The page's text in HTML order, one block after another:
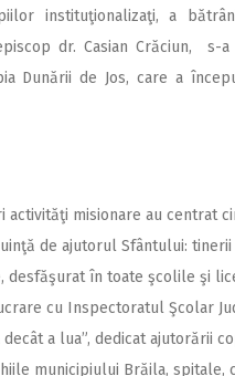
instituţionalizaţi, a
dr. Casian Crăciun,
Dunării de Jos, care a
misionare au centrat
de ajutorul Sfântului:
desfăşurat în toate şcolile şi
cu Inspectoratul Şcolar
a lua”, dedicat ajutorării
municipiului Brăila, spitale,